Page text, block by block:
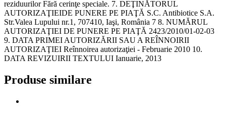
Produse similare